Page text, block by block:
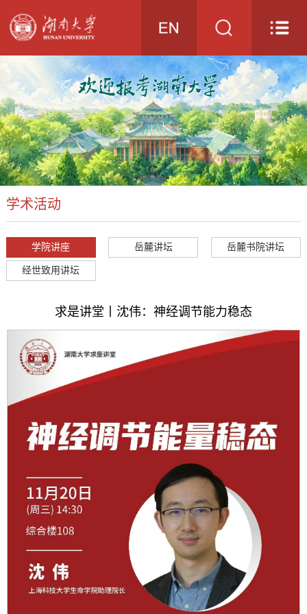
学术活动
学院讲座 岳麓讲坛 岳麓书院讲坛
经世致用讲坛
求是讲堂丨沈伟：神经调节能力稳态